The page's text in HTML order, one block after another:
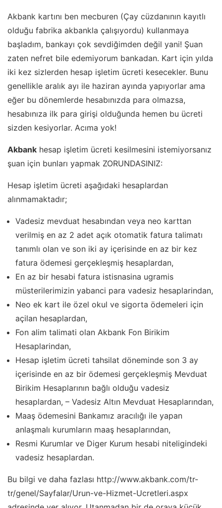
Akbank kartını ben mecburen (Çay cüzdanının kayıtlı
olduğu fabrika akbankla çalışıyordu) kullanmaya
başladım, bankayı çok sevdiğimden değil yani! Şuan
zaten nefret bile edemiyorum bankadan. Kart için yılda
iki kez sizlerden hesap işletim ücreti kesecekler. Bunu
genellikle aralık ayı ile haziran ayında yapıyorlar ama
eğer bu dönemlerde hesabınızda para olmazsa,
hesabınıza ilk para girişi olduğunda hemen bu ücreti
sizden kesiyorlar. Acıma yok!
Akbank hesap işletim ücreti kesilmesini istemiyorsanız
şuan için bunları yapmak ZORUNDASINIZ:
Hesap işletim ücreti aşağıdaki hesaplardan
alınmamaktadır;
Vadesiz mevduat hesabından veya neo karttan
verilmiş en az 2 adet açık otomatik fatura talimatı
tanımlı olan ve son iki ay içerisinde en az bir kez
fatura ödemesi gerçekleşmiş hesaplardan,
En az bir hesabi fatura istisnasina ugramis
müsterilerimizin yabanci para vadesiz hesaplarindan,
Neo ek kart ile özel okul ve sigorta ödemeleri için
açilan hesaplardan,
Fon alim talimati olan Akbank Fon Birikim
Hesaplarindan,
Hesap işletim ücreti tahsilat döneminde son 3 ay
içerisinde en az bir ödemesi gerçekleşmiş Mevduat
Birikim Hesaplarının bağlı olduğu vadesiz
hesaplardan, – Vadesiz Altın Mevduat Hesaplarından,
Maaş ödemesini Bankamız aracılığı ile yapan
anlaşmalı kurumların maaş hesaplarından,
Resmi Kurumlar ve Diger Kurum hesabi niteligindeki
vadesiz hesaplardan.
Bu bilgi ve daha fazlası http://www.akbank.com/tr-
tr/genel/Sayfalar/Urun-ve-Hizmet-Ucretleri.aspx